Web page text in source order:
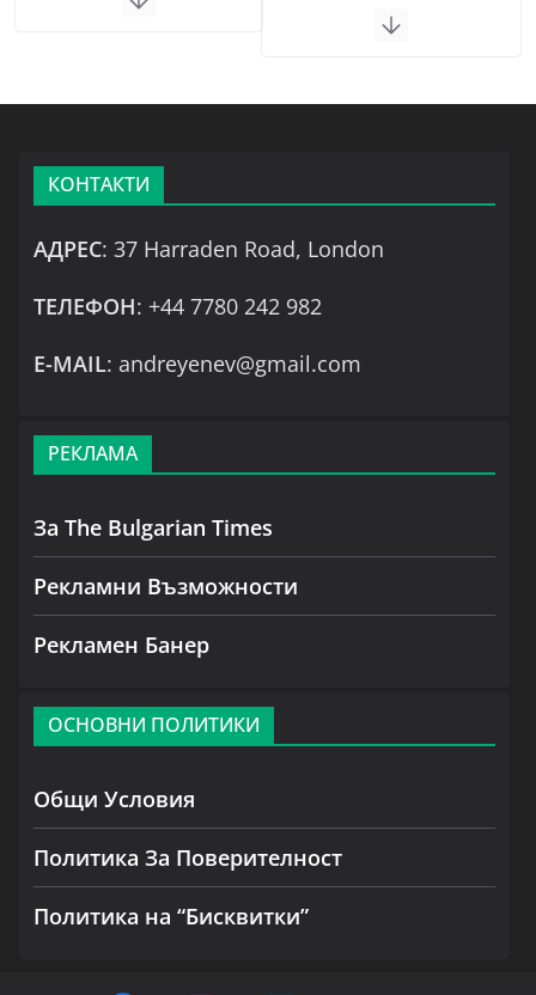
КОНТАКТИ
АДРЕС: 37 Harraden Road, London
ТЕЛЕФОН: +44 7780 242 982
Е-MAIL: andreyenev@gmail.com
РЕКЛАМА
За The Bulgarian Times
Рекламни Възможности
Рекламен Банер
ОСНОВНИ ПОЛИТИКИ
Общи Условия
Политика За Поверителност
Политика на “Бисквитки”